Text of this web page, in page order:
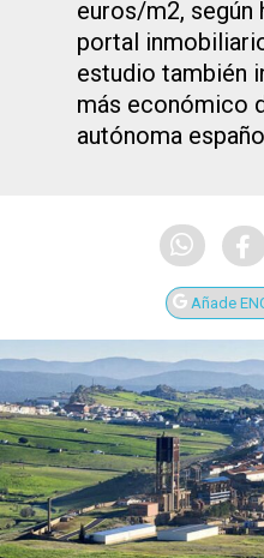
euros/m2, según
portal
estudio también
más económico
autónoma
Añade